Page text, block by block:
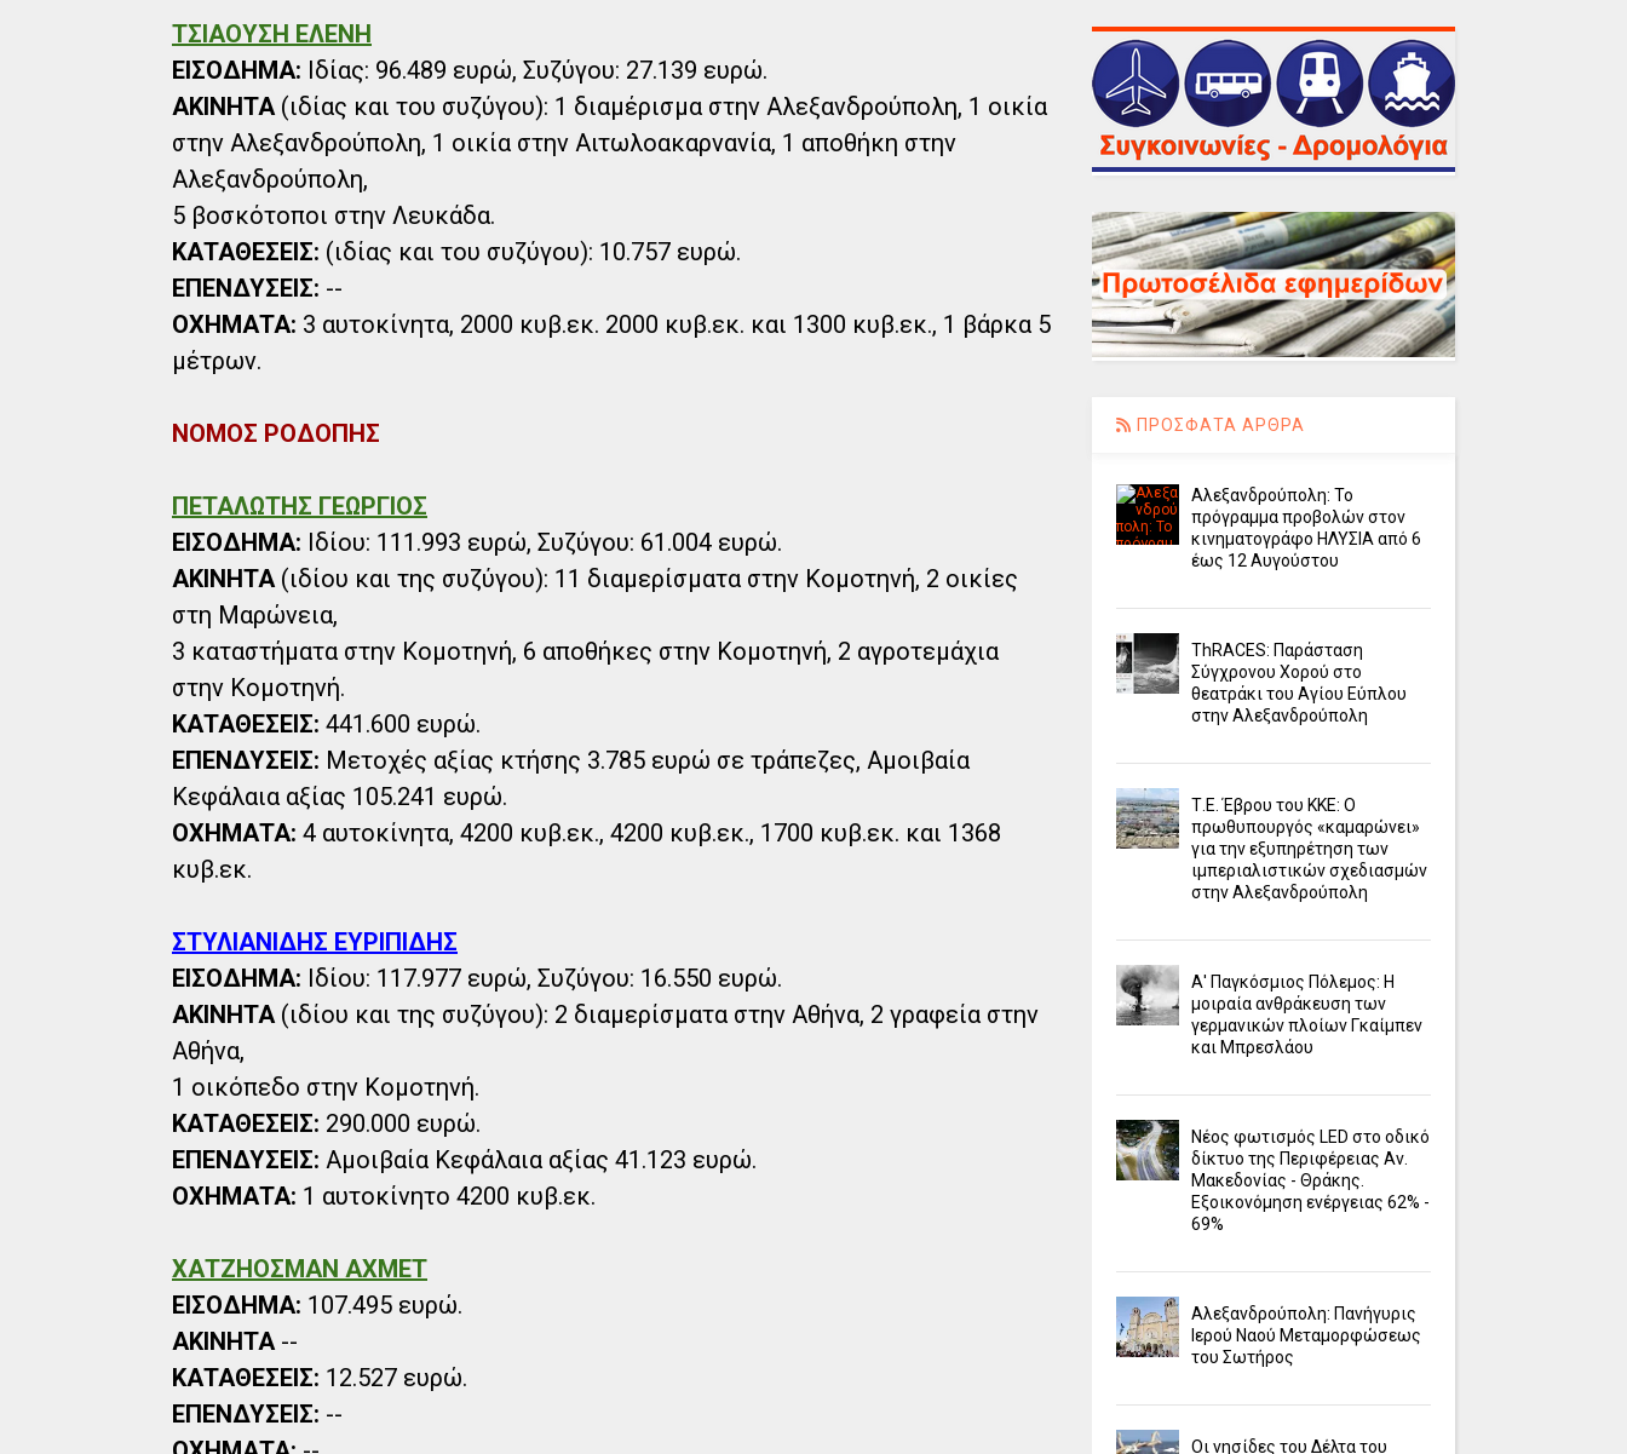
ΤΣΙΑΟΥΣΗ ΕΛΕΝΗ
ΕΙΣΟΔΗΜΑ: Ιδίας: 96.489 ευρώ, Συζύγου: 27.139 ευρώ.
ΑΚΙΝΗΤΑ(ιδίας και του συζύγου): 1 διαμέρισμα στην Αλεξανδρούπολη, 1 οικία
στην Αλεξανδρούπολη, 1 οικία στην Αιτωλοακαρνανία, 1 αποθήκη στην
Αλεξανδρούπολη,
5 βοσκότοποι στην Λευκάδα.
ΚΑΤΑΘΕΣΕΙΣ: (ιδίας και του συζύγου): 10.757 ευρώ.
ΕΠΕΝΔΥΣΕΙΣ: --
ΟΧΗΜΑΤΑ: 3 αυτοκίνητα, 2000 κυβ.εκ. 2000 κυβ.εκ. και 1300 κυβ.εκ., 1 βάρκα 5
μέτρων.
ΝΟΜΟΣ ΡΟΔΟΠΗΣ
ΠΕΤΑΛΩΤΗΣ ΓΕΩΡΓΙΟΣ
ΕΙΣΟΔΗΜΑ: Ιδίου: 111.993 ευρώ, Συζύγου: 61.004 ευρώ.
ΑΚΙΝΗΤΑ(ιδίου και της συζύγου): 11 διαμερίσματα στην Κομοτηνή, 2 οικίες
στη Μαρώνεια,
3 καταστήματα στην Κομοτηνή, 6 αποθήκες στην Κομοτηνή, 2 αγροτεμάχια
στην Κομοτηνή.
ΚΑΤΑΘΕΣΕΙΣ: 441.600 ευρώ.
ΕΠΕΝΔΥΣΕΙΣ: Μετοχές αξίας κτήσης 3.785 ευρώ σε τράπεζες, Αμοιβαία
Κεφάλαια αξίας 105.241 ευρώ.
ΟΧΗΜΑΤΑ: 4 αυτοκίνητα, 4200 κυβ.εκ., 4200 κυβ.εκ., 1700 κυβ.εκ. και 1368
κυβ.εκ.
ΣΤΥΛΙΑΝΙΔΗΣ ΕΥΡΙΠΙΔΗΣ
ΕΙΣΟΔΗΜΑ: Ιδίου: 117.977 ευρώ, Συζύγου: 16.550 ευρώ.
ΑΚΙΝΗΤΑ(ιδίου και της συζύγου): 2 διαμερίσματα στην Αθήνα, 2 γραφεία στην
Αθήνα,
1 οικόπεδο στην Κομοτηνή.
ΚΑΤΑΘΕΣΕΙΣ: 290.000 ευρώ.
ΕΠΕΝΔΥΣΕΙΣ: Αμοιβαία Κεφάλαια αξίας 41.123 ευρώ.
ΟΧΗΜΑΤΑ: 1 αυτοκίνητο 4200 κυβ.εκ.
ΧΑΤΖΗΟΣΜΑΝ ΑΧΜΕΤ
ΕΙΣΟΔΗΜΑ: 107.495 ευρώ.
ΑΚΙΝΗΤΑ--
ΚΑΤΑΘΕΣΕΙΣ: 12.527 ευρώ.
ΕΠΕΝΔΥΣΕΙΣ: --
ΠΡΟΣΦΑΤΑ ΑΡΘΡΑ
Αλεξανδρούπολη: Το
πρόγραμμα προβολών στον
κινηματογράφο ΗΛΥΣΙΑ από 6
έως 12 Αυγούστου
ΤhRACES: Παράσταση
Σύγχρονου Χορού στο
θεατράκι του Αγίου Εύπλου
στην Αλεξανδρούπολη
Τ.Ε. Έβρου του ΚΚΕ: Ο
πρωθυπουργός «καμαρώνει»
για την εξυπηρέτηση των
ιμπεριαλιστικών σχεδιασμών
στην Αλεξανδρούπολη
Α' Παγκόσμιος Πόλεμος: Η
μοιραία ανθράκευση των
γερμανικών πλοίων Γκαίμπεν
και Μπρεσλάου
Νέος φωτισμός LED στο οδικό
δίκτυο της Περιφέρειας Αν.
Μακεδονίας - Θράκης.
Εξοικονόμηση ενέργειας 62% -
69%
Αλεξανδρούπολη: Πανήγυρις
Ιερού Ναού Μεταμορφώσεως
του Σωτήρος
Οι νησίδες του Δέλτα του